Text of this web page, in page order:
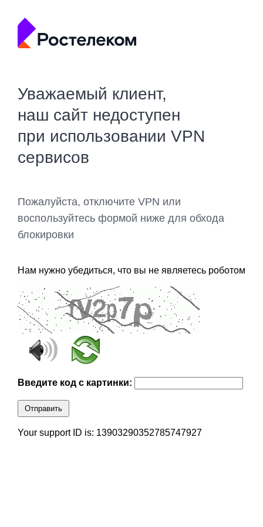
Уважаемый клиент,
наш сайт недоступен
при использовании VPN
сервисов
Пожалуйста, отключите VPN или
воспользуйтесь формой ниже для обхода
блокировки
Нам нужно убедиться, что вы не являетесь роботом
Введите код с картинки:
Отправить
Your support ID is: 13903290352785747927